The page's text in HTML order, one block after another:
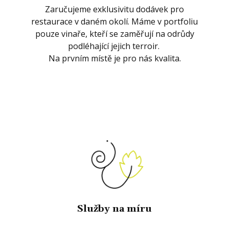
Zaručujeme exklusivitu dodávek pro
restaurace v daném okolí. Máme v portfoliu
pouze vinaře, kteří se zaměřují na odrůdy
podléhající jejich terroir.
Na prvním místě je pro nás kvalita.
Služby na míru